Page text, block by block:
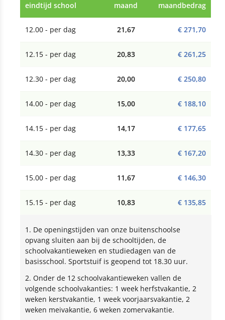
eindtijd school
maand
maandbedrag
12.00 - per dag 21,67 € 271,70
12.15 - per dag 20,83 € 261,25
12.30 - per dag 20,00 € 250,80
14.00 - per dag 15,00 € 188,10
14.15 - per dag 14,17 € 177,65
14.30 - per dag 13,33 € 167,20
15.00 - per dag 11,67 € 146,30
15.15 - per dag 10,83 € 135,85
1. De openingstijden van onze buitenschoolse
opvang sluiten aan bij de schooltijden, de
schoolvakantieweken en studiedagen van de
basisschool. Sportstuif is geopend tot 18.30 uur.
2. Onder de 12 schoolvakantieweken vallen de
volgende schoolvakanties: 1 week herfstvakantie, 2
weken kerstvakantie, 1 week voorjaarsvakantie, 2
weken meivakantie, 6 weken zomervakantie.